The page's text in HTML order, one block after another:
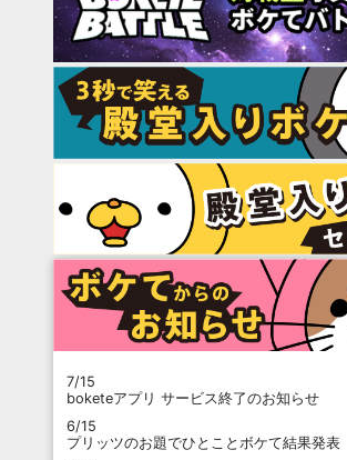
7/15
boketeアプリ サービス終了のお知らせ
6/15
プリッツのお題でひとことボケて結果発表